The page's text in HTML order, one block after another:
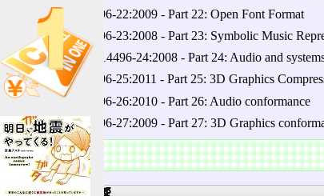
ISO/IEC 14496-22:2009 ‐ Part 22: Open Font Format
ISO/IEC 14496-23:2008 ‐ Part 23: Symbolic Music
ISO/IEC TR 14496-24:2008 ‐ Part 24: Audio and
ISO/IEC 14496-25:2011 ‐ Part 25: 3D Graphics
ISO/IEC 14496-26:2010 ‐ Part 26: Audio conformance
ISO/IEC 14496-27:2009 ‐ Part 27: 3D Graphics
特徴